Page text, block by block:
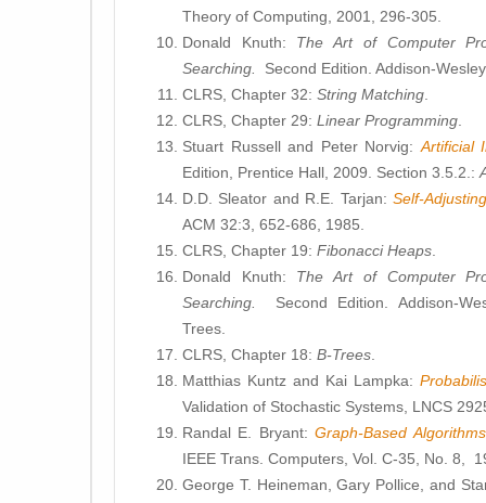
Theory of Computing, 2001, 296-305.
Donald Knuth: The Art of Computer
Searching. Second Edition. Addison-
CLRS, Chapter 32: String Matching
CLRS, Chapter 29: Linear Programming
Stuart Russell and Peter Norvig: Artificial
Edition, Prentice Hall, 2009. Section 3.5.2.:
D.D. Sleator and R.E. Tarjan:Self-
ACM 32:3, 652-686, 1985.
CLRS, Chapter 19: Fibonacci Heaps
Donald Knuth: The Art of Computer
Searching. Second Edition. Addison-
Trees.
CLRS, Chapter 18: B-Trees
Matthias Kuntz and Kai Lampka:
Validation of Stochastic Systems, LNCS
Randal E. Bryant:Graph-Based
IEEE Trans. Computers, Vol. C-35, No. 8,
George T. Heineman, Gary Pollice, and